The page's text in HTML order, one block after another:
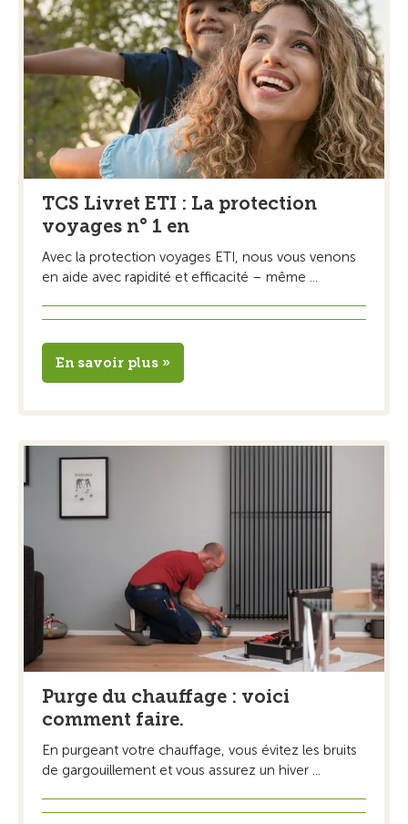
TCS Livret ETI : La protection
voyages n° 1 en
Avec la protection voyages ETI, nous vous venons
en aide avec rapidité et efficacité – même ...
En savoir plus »
Purge du chauffage : voici
comment faire.
En purgeant votre chauffage, vous évitez les bruits
de gargouillement et vous assurez un hiver ...